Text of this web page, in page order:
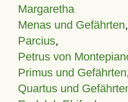
Margaretha
Menas und Gefährten,
Parcius,
Petrus von
Primus und Gefährten
Quartus und